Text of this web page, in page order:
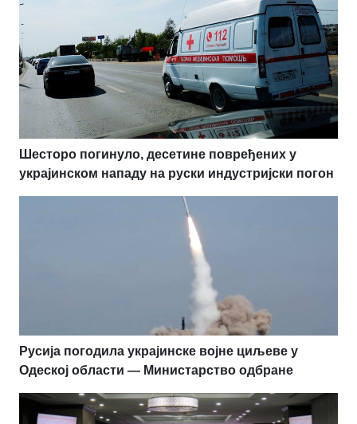
Шесторо погинуло, десетине повређених у
украјинском нападу на руски индустријски погон
Русија погодила украјинске војне циљеве у
Одеској области — Министарство одбране